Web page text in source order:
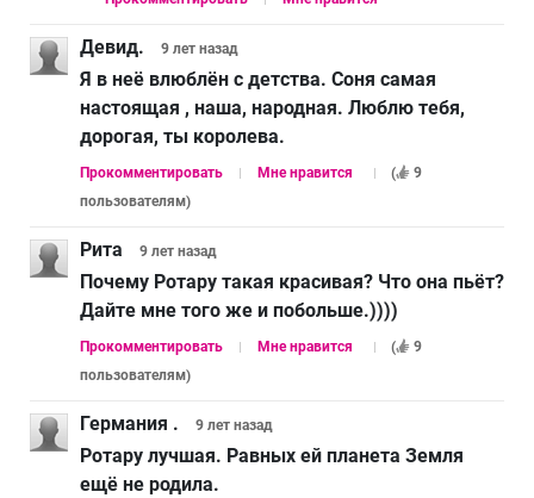
Девид. 9 лет назад
Я в неё влюблён с детства. Соня самая
настоящая , наша, народная. Люблю тебя,
дорогая, ты королева.
Прокомментировать Мне нравится (
9
пользователям)
Рита 9 лет назад
Почему Ротару такая красивая? Что она пьёт?
Дайте мне того же и побольше.))))
Прокомментировать Мне нравится (
9
пользователям)
Германия . 9 лет назад
Ротару лучшая. Равных ей планета Земля
ещё не родила.